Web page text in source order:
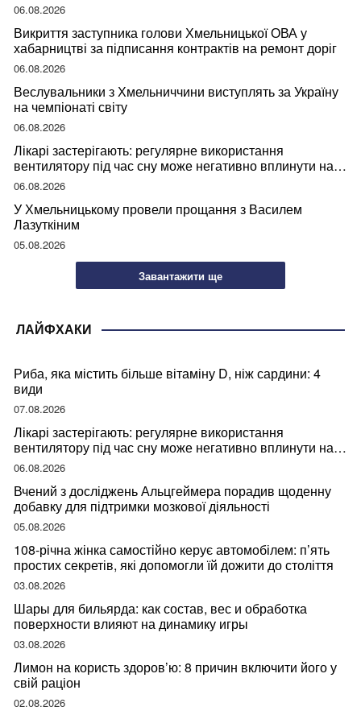
06.08.2026
Викриття заступника голови Хмельницької ОВА у
хабарництві за підписання контрактів на ремонт доріг
06.08.2026
Веслувальники з Хмельниччини виступлять за Україну
на чемпіонаті світу
06.08.2026
Лікарі застерігають: регулярне використання
вентилятору під час сну може негативно вплинути на
ваше здоров’я
06.08.2026
У Хмельницькому провели прощання з Василем
Лазуткіним
05.08.2026
Завантажити ще
ЛАЙФХАКИ
Риба, яка містить більше вітаміну D, ніж сардини: 4
види
07.08.2026
Лікарі застерігають: регулярне використання
вентилятору під час сну може негативно вплинути на
ваше здоров’я
06.08.2026
Вчений з досліджень Альцгеймера порадив щоденну
добавку для підтримки мозкової діяльності
05.08.2026
108-річна жінка самостійно керує автомобілем: п’ять
простих секретів, які допомогли їй дожити до століття
03.08.2026
Шары для бильярда: как состав, вес и обработка
поверхности влияют на динамику игры
03.08.2026
Лимон на користь здоров’ю: 8 причин включити його у
свій раціон
02.08.2026